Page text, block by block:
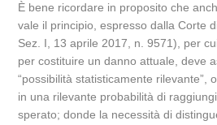
È bene ricordare in proposito che
vale il principio, espresso dalla Corte
Sez. I, 13 aprile 2017, n. 9571), per
per costituire un danno attuale, deve
“possibilità statisticamente rilevante”,
in una rilevante probabilità di
sperato; donde la necessità di